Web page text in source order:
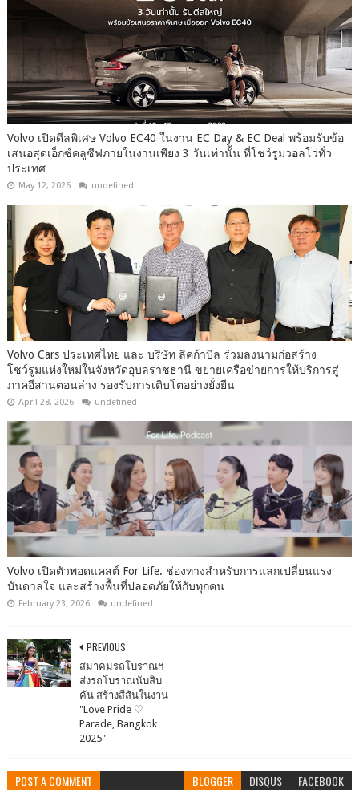
Volvo เปิดดีลพิเศษ Volvo EC40 ในงาน EC Day & EC Deal พร้อมรับข้อ
เสนอสุดเอ็กซ์คลูซีฟภายในงานเพียง 3 วันเท่านั้น ที่โชว์รูมวอลโว่ทั่ว
ประเทศ
May 12, 2026 undefined
Volvo Cars ประเทศไทย และ บริษัท ลิคก้าบิล ร่วมลงนามก่อสร้าง
โชว์รูมแห่งใหม่ในจังหวัดอุบลราชธานี ขยายเครือข่ายการให้บริการสู่
ภาคอีสานตอนล่าง รองรับการเติบโตอย่างยั่งยืน
April 28, 2026 undefined
Volvo เปิดตัวพอดแคสต์ For Life. ช่องทางสำหรับการแลกเปลี่ยนแรง
บันดาลใจ และสร้างพื้นที่ปลอดภัยให้กับทุกคน
February 23, 2026 undefined
PREVIOUS
สมาคมรถโบราณฯ
ส่งรถโบราณนับสิบ
คัน สร้างสีสันในงาน
"Love Pride ♡
Parade, Bangkok
2025"
POST A COMMENT BLOGGER DISQUS FACEBOOK